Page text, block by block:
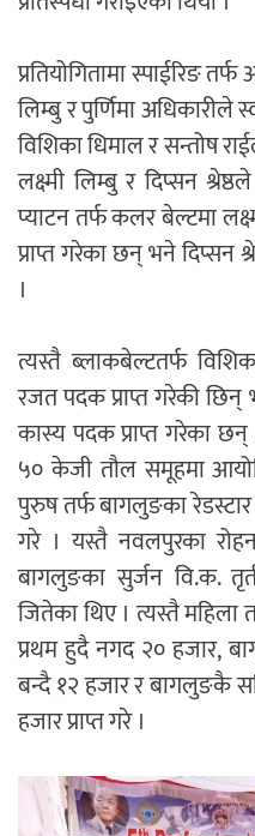
प्रतियोगितामा स्पाईरिङ
लिम्बु र पुर्णिमा अधिकारीले
विशिका धिमाल र सन्तोष
लक्ष्मी लिम्बु र दिप्सन
प्याटन तर्फ कलर बेल्टमा
प्राप्त गरेका छन् भने दिप्सन
।
त्यस्तै ब्लाकबेल्टतर्फ
रजत पदक प्राप्त गरेकी छिन्
कास्य पदक प्राप्त गरेका
५० केजी तौल समूहमा
पुरुष तर्फ बागलुङका रेडस्टार
गरे । यस्तै नवलपुरका
बागलुङका सुर्जन वि.क.
जितेका थिए । त्यस्तै महिला
प्रथम हुदै नगद २० हजार,
बन्दै १२ हजार र बागलुङकै
हजार प्राप्त गरे ।